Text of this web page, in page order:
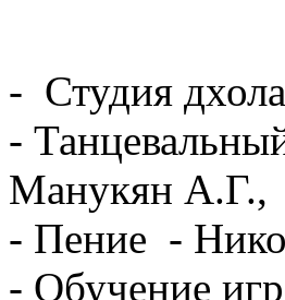
- Студия
-
Манукян А.Г.,
- Пение -
- Обучение